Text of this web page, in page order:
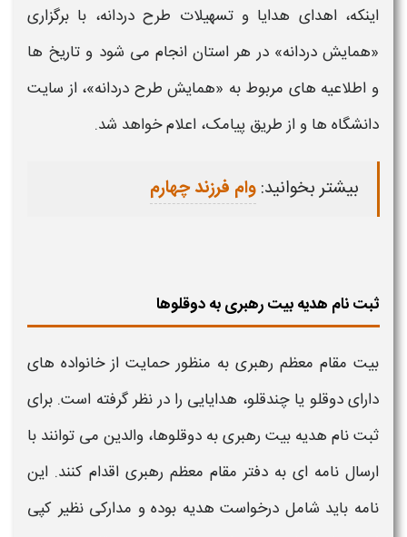
اینکه، اهدای هدایا و تسهیلات طرح دردانه، با برگزاری
«همایشدردانه» در هر استان انجام می شود و تاریخ ها
و اطلاعیه های مربوط به «همایش طرح دردانه»، از سایت
دانشگاه ها و از طریق پیامک، اعلام خواهد شد.
بیشتر بخوانید:وام فرزند چهارم
ثبت نام هدیه بیت رهبری به دوقلوها
بیت مقام معظم رهبری به منظور حمایت از خانواده های
دارای دوقلو یا چندقلو، هدایایی را در نظر گرفته است. برای
ثبت نام هدیه بیت رهبری به دوقلوها، والدین می توانند با
ارسال نامه ای به دفتر مقام معظم رهبری اقدام کنند. این
نامه باید شامل درخواست هدیه بوده و مدارکی نظیر کپی